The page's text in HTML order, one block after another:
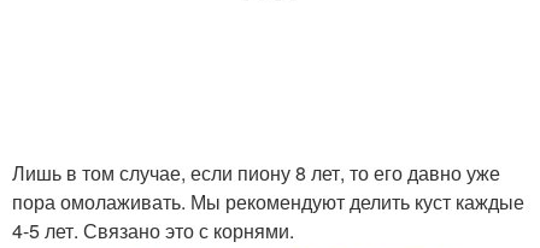
Лишь в том случае, если пиону 8 лет, то его давно уже
пора омолаживать. Мы рекомендуют делить куст каждые
4-5 лет. Связано это с корнями.